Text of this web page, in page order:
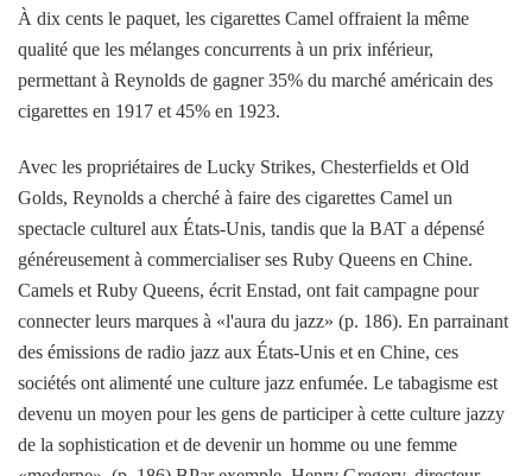
À dix cents le paquet, les cigarettes Camel offraient la même
qualité que les mélanges concurrents à un prix inférieur,
permettant à Reynolds de gagner 35% du marché américain des
cigarettes en 1917 et 45% en 1923.
Avec les propriétaires de Lucky Strikes, Chesterfields et Old
Golds, Reynolds a cherché à faire des cigarettes Camel un
spectacle culturel aux États-Unis, tandis que la BAT a dépensé
généreusement à commercialiser ses Ruby Queens en Chine.
Camels et Ruby Queens, écrit Enstad, ont fait campagne pour
connecter leurs marques à «l'aura du jazz» (p. 186). En parrainant
des émissions de radio jazz aux États-Unis et en Chine, ces
sociétés ont alimenté une culture jazz enfumée. Le tabagisme est
devenu un moyen pour les gens de participer à cette culture jazzy
de la sophistication et de devenir un homme ou une femme